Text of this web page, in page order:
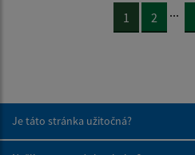
1 2 ...
Je táto stránka užitočná?